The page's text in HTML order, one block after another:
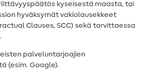
riittävyyspäätös kyseisestä maasta, tai
hyväksymät vakiolausekkeet
Clauses, SCC) sekä tarvittaessa
palveluntarjoajien
(esim. Google).